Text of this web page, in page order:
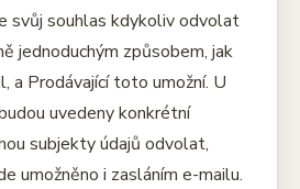
svůj souhlas kdykoliv odvolat
jednoduchým způsobem, jak
a Prodávající toto umožní. U
uvedeny konkrétní
subjekty údajů odvolat,
umožněno i zasláním e-mailu.